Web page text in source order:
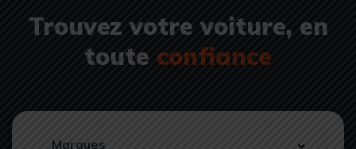
Trouvez votre voiture, en
toute confiance